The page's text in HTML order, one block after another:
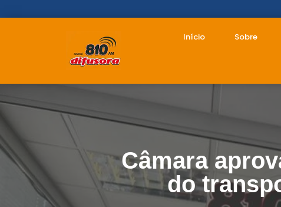
Início Sobre
Câmara
do